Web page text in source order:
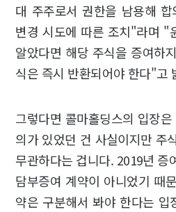
대 주주로서 권한을 남용해
변경 시도에 따른 조치"라며 "
알았다면 해당 주식을 증여하
식은 즉시 반환되어야 한다"고
그렇다면 콜마홀딩스의 입장
의가 있었던 건 사실이지만 주
무관하다는 겁니다. 2019년 증
담부증여 계약이 아니었기 때
약은 구분해서 봐야 한다는 입